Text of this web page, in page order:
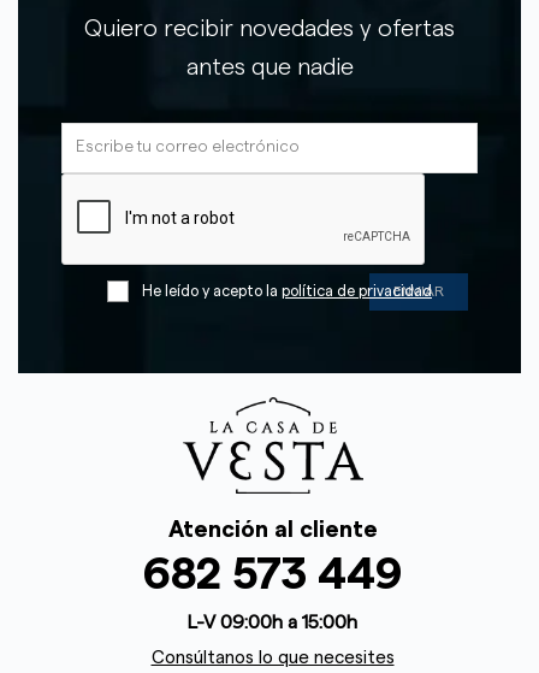
Quiero recibir novedades y ofertas
antes que nadie
He leído y acepto la política de privacidad
Atención al cliente
682 573 449
L-V 09:00h a 15:00h
Consúltanos lo que necesites